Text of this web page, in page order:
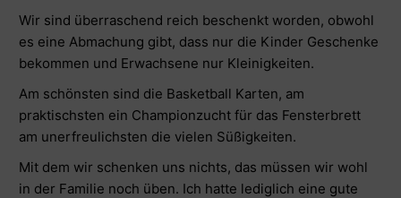
Wir sind überraschend reich beschenkt worden, obwohl
es eine Abmachung gibt, dass nur die Kinder Geschenke
bekommen und Erwachsene nur Kleinigkeiten.
Am schönsten sind die Basketball Karten, am
praktischsten ein Championzucht für das Fensterbrett
am unerfreulichsten die vielen Süßigkeiten.
Mit dem wir schenken uns nichts, das müssen wir wohl
in der Familie noch üben. Ich hatte lediglich eine gute